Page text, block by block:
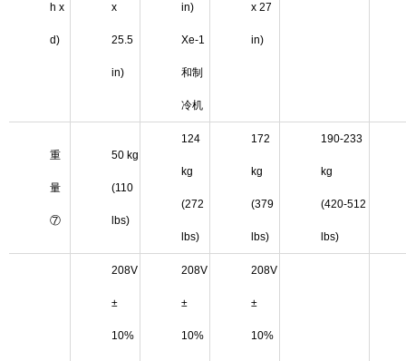
h x
d)
x
25.5
in)
in)
Xe-1
和制
冷机
x 27
in)
重
量
⑦
50 kg
(110
lbs)
124
kg
(272
lbs)
172
kg
(379
lbs)
190-233
kg
(420-512
lbs)
208V
±
10%
208V
±
10%
208V
±
10%